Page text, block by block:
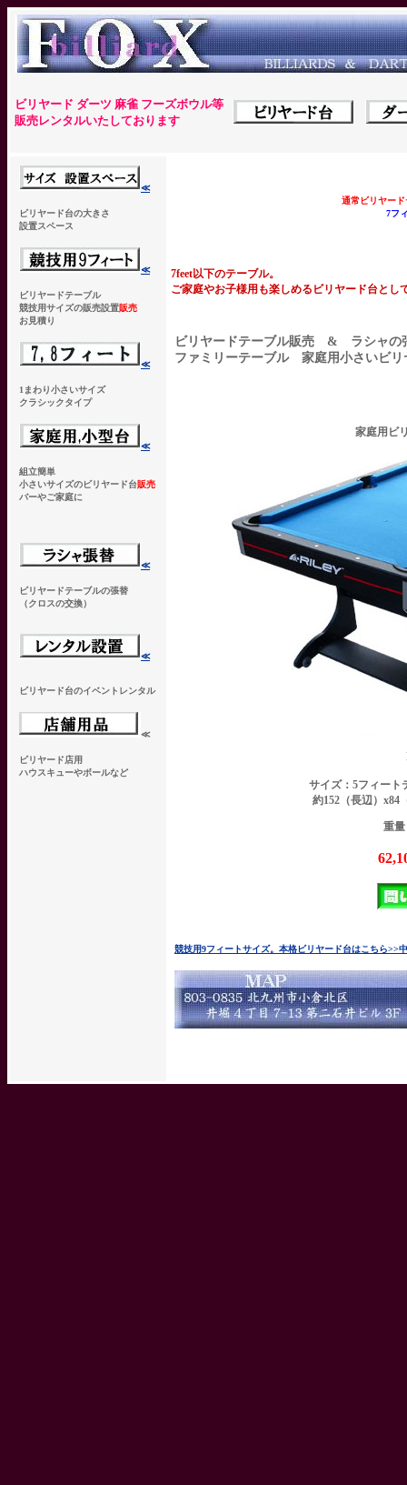
ビリヤード ダーツ 麻雀 フーズボウル等
販売レンタルいたしております
≪
ビリヤード台の大きさ
設置スペース
≪
ビリヤードテーブル
競技用サイズの販売設置販売
お見積り
≪
1まわり小さいサイズ
クラシックタイプ
≪
組立簡単
小さいサイズのビリヤード台販売
バーやご家庭に
≪
ビリヤードテーブルの張替
（クロスの交換）
≪
ビリヤード台のイベントレンタル
≪
ビリヤード店用
ハウスキューやボールなど
通常ビリヤー
7フ
7feet以下のテーブル。
ご家庭やお子様用も楽しめるビリヤード台とし
ビリヤードテーブル販売 & ラシャ
ファミリーテーブル 家庭用小さいビ
家庭用ビ
サイズ：5フィー
約152（長辺）x84
重量
競技用9フィートサイズ。本格ビリヤード台はこちら>>